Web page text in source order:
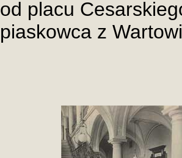
od placu
piaskowca z